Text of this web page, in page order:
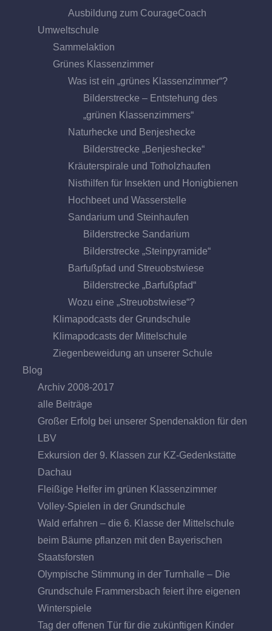
Ausbildung zum CourageCoach
Umweltschule
Sammelaktion
Grünes Klassenzimmer
Was ist ein „grünes Klassenzimmer“?
Bilderstrecke – Entstehung des
„grünen Klassenzimmers“
Naturhecke und Benjeshecke
Bilderstrecke „Benjeshecke“
Kräuterspirale und Totholzhaufen
Nisthilfen für Insekten und Honigbienen
Hochbeet und Wasserstelle
Sandarium und Steinhaufen
Bilderstrecke Sandarium
Bilderstrecke „Steinpyramide“
Barfußpfad und Streuobstwiese
Bilderstrecke „Barfußpfad“
Wozu eine „Streuobstwiese“?
Klimapodcasts der Grundschule
Klimapodcasts der Mittelschule
Ziegenbeweidung an unserer Schule
Blog
Archiv 2008-2017
alle Beiträge
Großer Erfolg bei unserer Spendenaktion für den
LBV
Exkursion der 9. Klassen zur KZ-Gedenkstätte
Dachau
Fleißige Helfer im grünen Klassenzimmer
Volley-Spielen in der Grundschule
Wald erfahren – die 6. Klasse der Mittelschule
beim Bäume pflanzen mit den Bayerischen
Staatsforsten
Olympische Stimmung in der Turnhalle – Die
Grundschule Frammersbach feiert ihre eigenen
Winterspiele
Tag der offenen Tür für die zukünftigen Kinder